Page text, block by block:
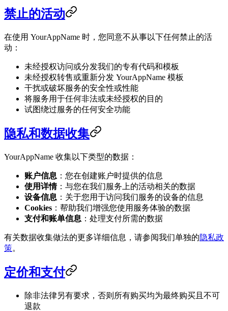
禁止的活动
在使用 YourAppName 时，您同意不从事以下任何禁止的活
动：
未经授权访问或分发我们的专有代码和模板
未经授权转售或重新分发 YourAppName 模板
干扰或破坏服务的安全性或性能
将服务用于任何非法或未经授权的目的
试图绕过服务的任何安全功能
隐私和数据收集
YourAppName 收集以下类型的数据：
账户信息 ：您在创建账户时提供的信息
使用详情：与您在我们服务上的活动相关的数据
设备信息 ：关于您用于访问我们服务的设备的信息
Cookies ：帮助我们增强您使用服务体验的数据
支付和账单信息 ：处理支付所需的数据
有关数据收集做法的更多详细信息，请参阅我们单独的隐私政
策。
定价和支付
除非法律另有要求，否则所有购买均为最终购买且不可
退款